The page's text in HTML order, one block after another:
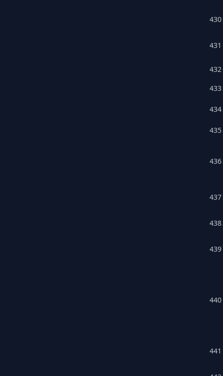
430
431
432
433
434
435
436
437
438
439
440
441